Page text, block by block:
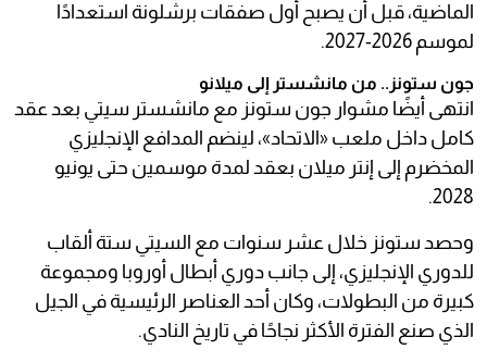
الماضية، قبل أن يصبح أول صفقات برشلونة استعدادًا
لموسم 2026-2027.
جون ستونز.. من مانشستر إلى ميلانو
انتهى أيضًا مشوار جون ستونز مع مانشستر سيتي بعد عقد
كامل داخل ملعب «الاتحاد»، لينضم المدافع الإنجليزي
المخضرم إلى إنتر ميلان بعقد لمدة موسمين حتى يونيو
2028.
وحصد ستونز خلال عشر سنوات مع السيتي ستة ألقاب
للدوري الإنجليزي، إلى جانب دوري أبطال أوروبا ومجموعة
كبيرة من البطولات، وكان أحد العناصر الرئيسية في الجيل
الذي صنع الفترة الأكثر نجاحًا في تاريخ النادي.